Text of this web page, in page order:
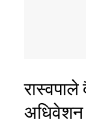
अधिवेशन